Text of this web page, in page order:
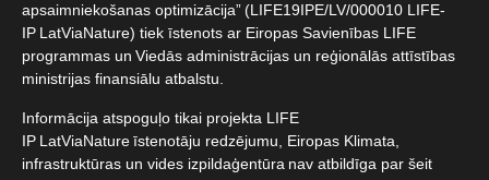
apsaimniekošanas optimizācija” (LIFE19IPE/LV/000010 LIFE-
IP LatViaNature) tiek īstenots ar Eiropas Savienības LIFE
programmas un Viedās administrācijas un reģionālās attīstības
ministrijas finansiālu atbalstu.​
Informācija atspoguļo tikai projekta LIFE
IP LatViaNature īstenotāju redzējumu, Eiropas Klimata,
infrastruktūras un vides izpildaģentūra nav atbildīga par šeit